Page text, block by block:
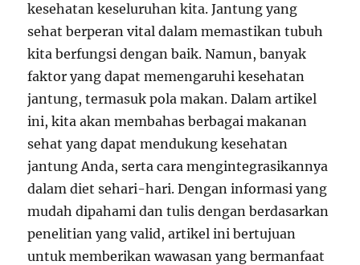
kesehatan keseluruhan kita. Jantung yang
sehat berperan vital dalam memastikan tubuh
kita berfungsi dengan baik. Namun, banyak
faktor yang dapat memengaruhi kesehatan
jantung, termasuk pola makan. Dalam artikel
ini, kita akan membahas berbagai makanan
sehat yang dapat mendukung kesehatan
jantung Anda, serta cara mengintegrasikannya
dalam diet sehari-hari. Dengan informasi yang
mudah dipahami dan tulis dengan berdasarkan
penelitian yang valid, artikel ini bertujuan
untuk memberikan wawasan yang bermanfaat